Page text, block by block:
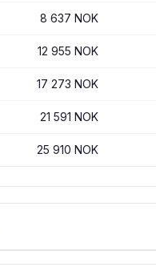
8 637 NOK
12 955 NOK
17 273 NOK
21 591 NOK
25 910 NOK